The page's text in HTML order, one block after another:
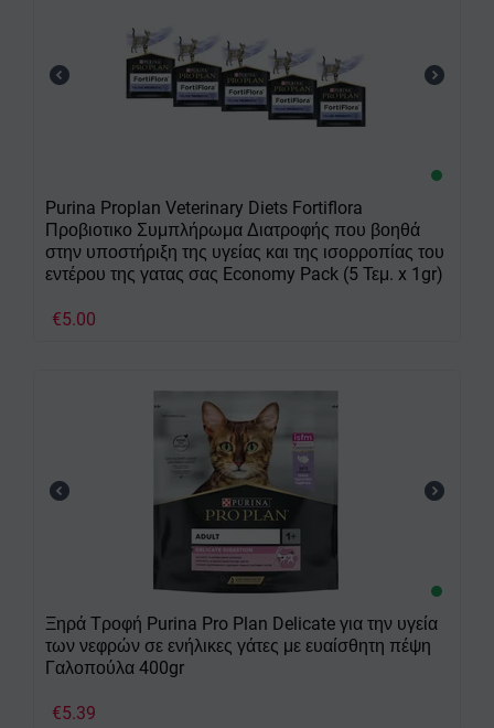
Purina Proplan Veterinary Diets Fortiflora
Προβιοτικο Συμπλήρωμα Διατροφής που βοηθά
στην υποστήριξη της υγείας και της ισορροπίας του
εντέρου της γατας σας Economy Pack (5 Τεμ. x 1gr)
€5.00
Ξηρά Τροφή Purina Pro Plan Delicate για την υγεία
των νεφρών σε ενήλικες γάτες με ευαίσθητη πέψη
Γαλοπούλα 400gr
€5.39